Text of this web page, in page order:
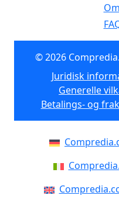
© 2026
Juridisk
Generelle
Betalings- og